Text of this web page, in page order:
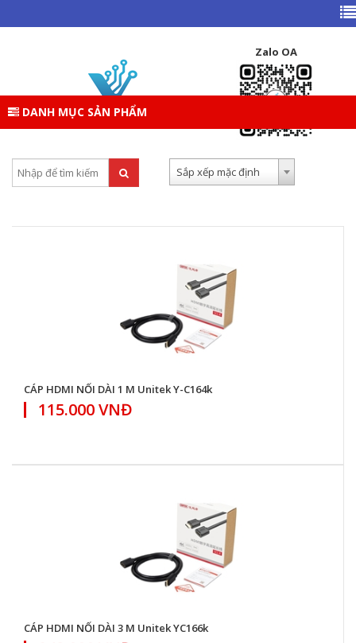
Zalo OA
DANH MỤC SẢN PHẨM
TRANG CHỦ DANH MỤC SẢN PHẨM
PHỤ KIỆN
CÁP NỐI DÀI
Sắp xếp mặc định
CÁP HDMI NỐI DÀI 1 M Unitek Y-C164k
115.000 VNĐ
CÁP HDMI NỐI DÀI 3 M Unitek YC166k